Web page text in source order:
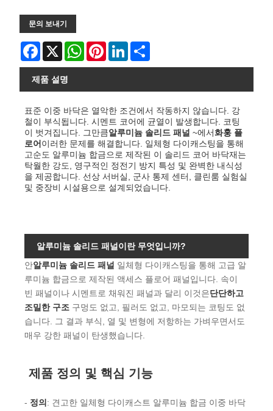
문의 보내기
Facebook
X WhatsAppPinterestLinkedIn
제품 설명
표준 이중 바닥은 열악한 조건에서 작동하지 않습니다. 강
철이 부식됩니다. 시멘트 코어에 균열이 발생합니다. 코팅
이 벗겨집니다. 그만큼알루미늄 솔리드 패널 ~에서화훙 플
로어 이러한 문제를 해결합니다. 일체형 다이캐스팅을 통해
고순도 알루미늄 합금으로 제작된 이 솔리드 코어 바닥재는
탁월한 강도, 영구적인 정전기 방지 특성 및 완벽한 내식성
을 제공합니다. 선상 서버실, 군사 통제 센터, 클린룸 실험실
및 중장비 시설용으로 설계되었습니다.
알루미늄 솔리드 패널이란 무엇입니까?
안알루미늄 솔리드 패널 일체형 다이캐스팅을 통해 고급 알
루미늄 합금으로 제작된 액세스 플로어 패널입니다. 속이
빈 패널이나 시멘트로 채워진 패널과 달리 이것은단단하고
조밀한 구조 구멍도 없고, 필러도 없고, 마모되는 코팅도 없
습니다. 그 결과 부식, 열 및 변형에 저항하는 가벼우면서도
매우 강한 패널이 탄생했습니다.
제품 정의 및 핵심 기능
- 정의 : 견고한 일체형 다이캐스트 알루미늄 합금 이중 바닥